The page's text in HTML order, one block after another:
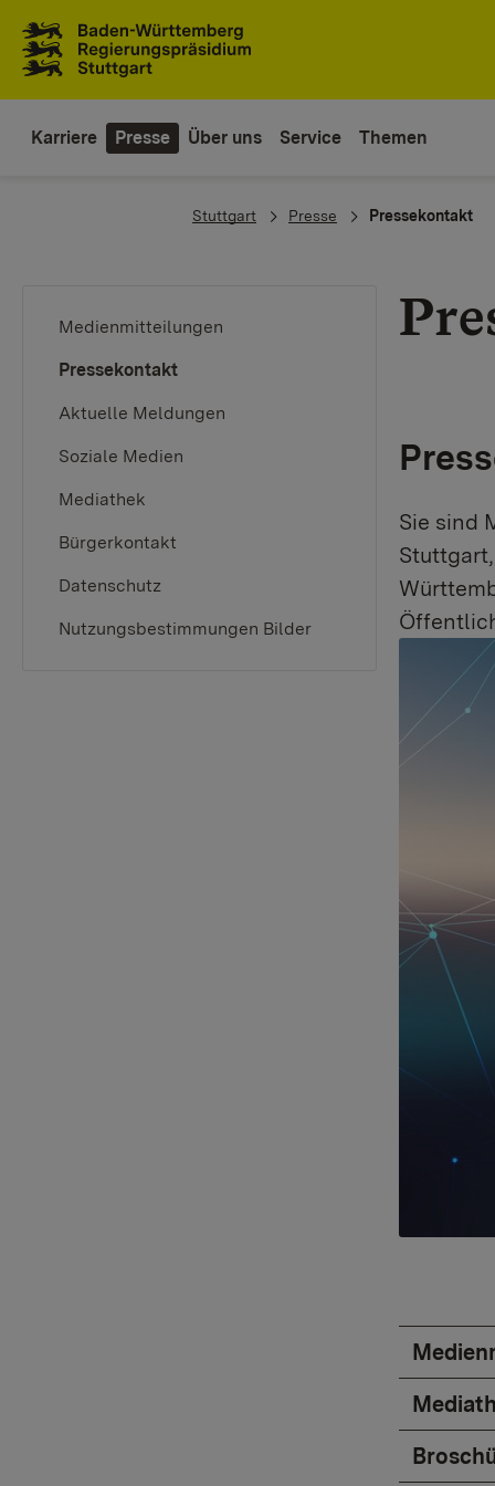
Karriere Presse Über uns Service Themen
You are here:
Stuttgart Presse Pressekontakt
Medienmitteilungen
Pressekontakt(current)
Aktuelle Meldungen
Soziale Medien
Mediathek
Bürgerkontakt
Datenschutz
Nutzungsbestimmungen Bilder
Sie sind